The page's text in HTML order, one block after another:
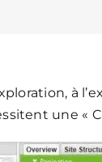
à
une «